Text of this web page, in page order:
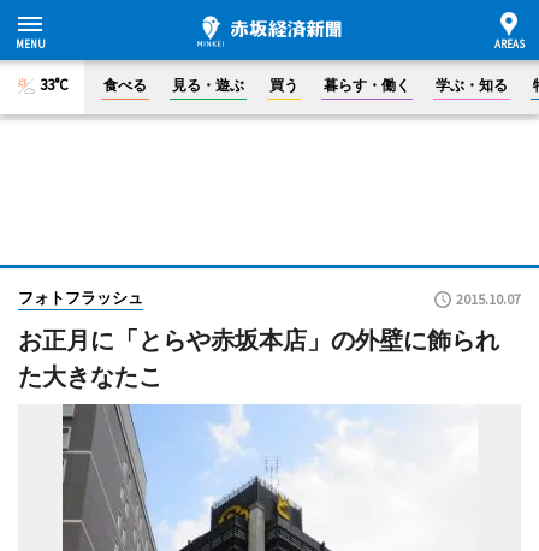
33°C 食べる 見る・遊ぶ 買う 暮らす・働く 学ぶ・知る
フォトフラッシュ 2015.10.07
お正月に「とらや赤坂本店」の外壁に飾られ
た大きなたこ